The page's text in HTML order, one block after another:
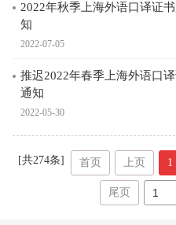
2022年秋季上海外语口译证
知
2022-07-05
推迟2022年春季上海外语口
通知
2022-05-30
[共274条] 首页 上页 1
尾页